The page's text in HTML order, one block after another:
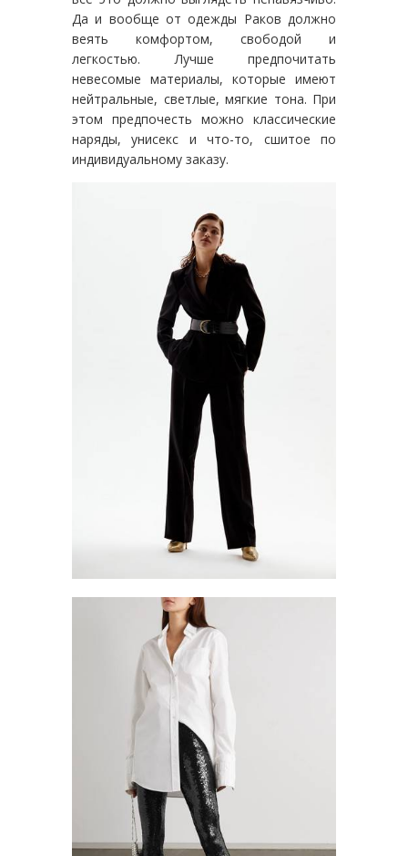
Да и вообще от одежды Раков должно
веять комфортом, свободой и
легкостью. Лучше предпочитать
невесомые материалы, которые имеют
нейтральные, светлые, мягкие тона. При
этом предпочесть можно классические
наряды, унисекс и что-то, сшитое по
индивидуальному заказу.